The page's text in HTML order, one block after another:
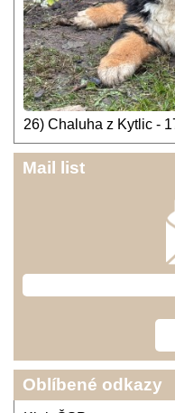
26) Chaluha z Kytlic -
Mail list
Oblíbené odkazy